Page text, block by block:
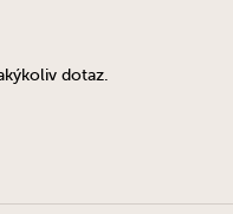
dotaz.